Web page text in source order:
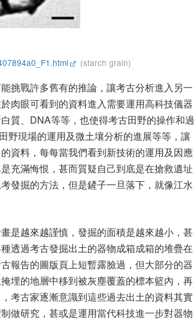
(starch grain)
挑戰許多舊有的推論，讓考古分析進入另一
肉眼可看到的資料進入需要運用高科技儀器
質、DNA等等，也使得考古田野的操作和過
野現場的運用及微土壤分析的進展等等，讓
資料，每每當我們看到新技術的運用及因應
充滿悔恨，甚而質疑自己到底是在搶救遺址
發掘的方法，但是鏟子一旦落下，就像江水
是越來越謹慎，發掘的面積是越來越小，甚
透過考古發掘出土的器物成箱成箱的堆疊在
報告的圖版頁上短暫露臉過，但大部分的器
埋的地層中移到被灰塵覆蓋的標本籃內，再
考古家逐漸意識到這些過去出土的資料其實
做研究，甚或是運用當代科技進一步對器物